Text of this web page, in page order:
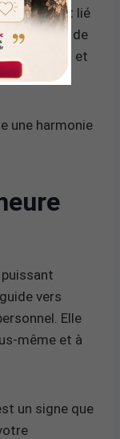
8 est lié
la maîtrise de
matérielles et
une harmonie
puissant
vers
Elle
même et à
un signe que